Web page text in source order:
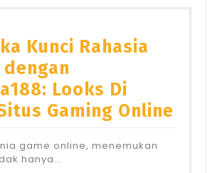
Kunci Rahasia
Looks Di
Gaming Online
game online, menemukan
hanya…